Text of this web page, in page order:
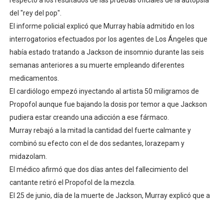
del "rey del pop".
El informe policial explicó que Murray había admitido en los
interrogatorios efectuados por los agentes de Los Ángeles que
había estado tratando a Jackson de insomnio durante las seis
semanas anteriores a su muerte empleando diferentes
medicamentos.
El cardiólogo empezó inyectando al artista 50 miligramos de
Propofol aunque fue bajando la dosis por temor a que Jackson
pudiera estar creando una adicción a ese fármaco.
Murray rebajó a la mitad la cantidad del fuerte calmante y
combinó su efecto con el de dos sedantes, lorazepam y
midazolam.
El médico afirmó que dos días antes del fallecimiento del
cantante retiró el Propofol de la mezcla.
El 25 de junio, día de la muerte de Jackson, Murray explicó que a